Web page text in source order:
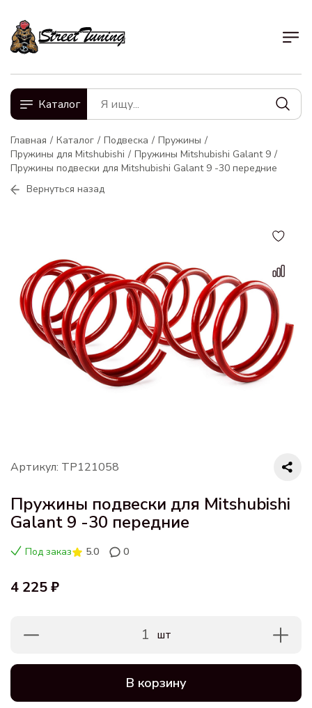
Каталог
Главная Каталог Подвеска
Пружины
Пружины для Mitshubishi
Пружины Mitshubishi Galant 9
Пружины подвески для Mitshubishi Galant 9 -30 передние
Вернуться назад
Артикул: ТР121058
Пружины подвески для Mitshubishi
Galant 9 -30 передние
Под заказ 5.0 0
4 225 ₽
1 шт
В корзину